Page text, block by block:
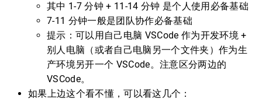
其中 1-7 分钟 + 11-14 分钟 是个人使用必备基础
7-11 分钟一般是团队协作必备基础
提示：可以用自己电脑 VSCode 作为开发环境 +
别人电脑（或者自己电脑另一个文件夹）作为生
产环境另开一个 VSCode。注意区分两边的
VSCode。
如果上边这个看不懂，可以看这几个：